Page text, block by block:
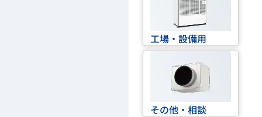
工場・設備用
その他・相談